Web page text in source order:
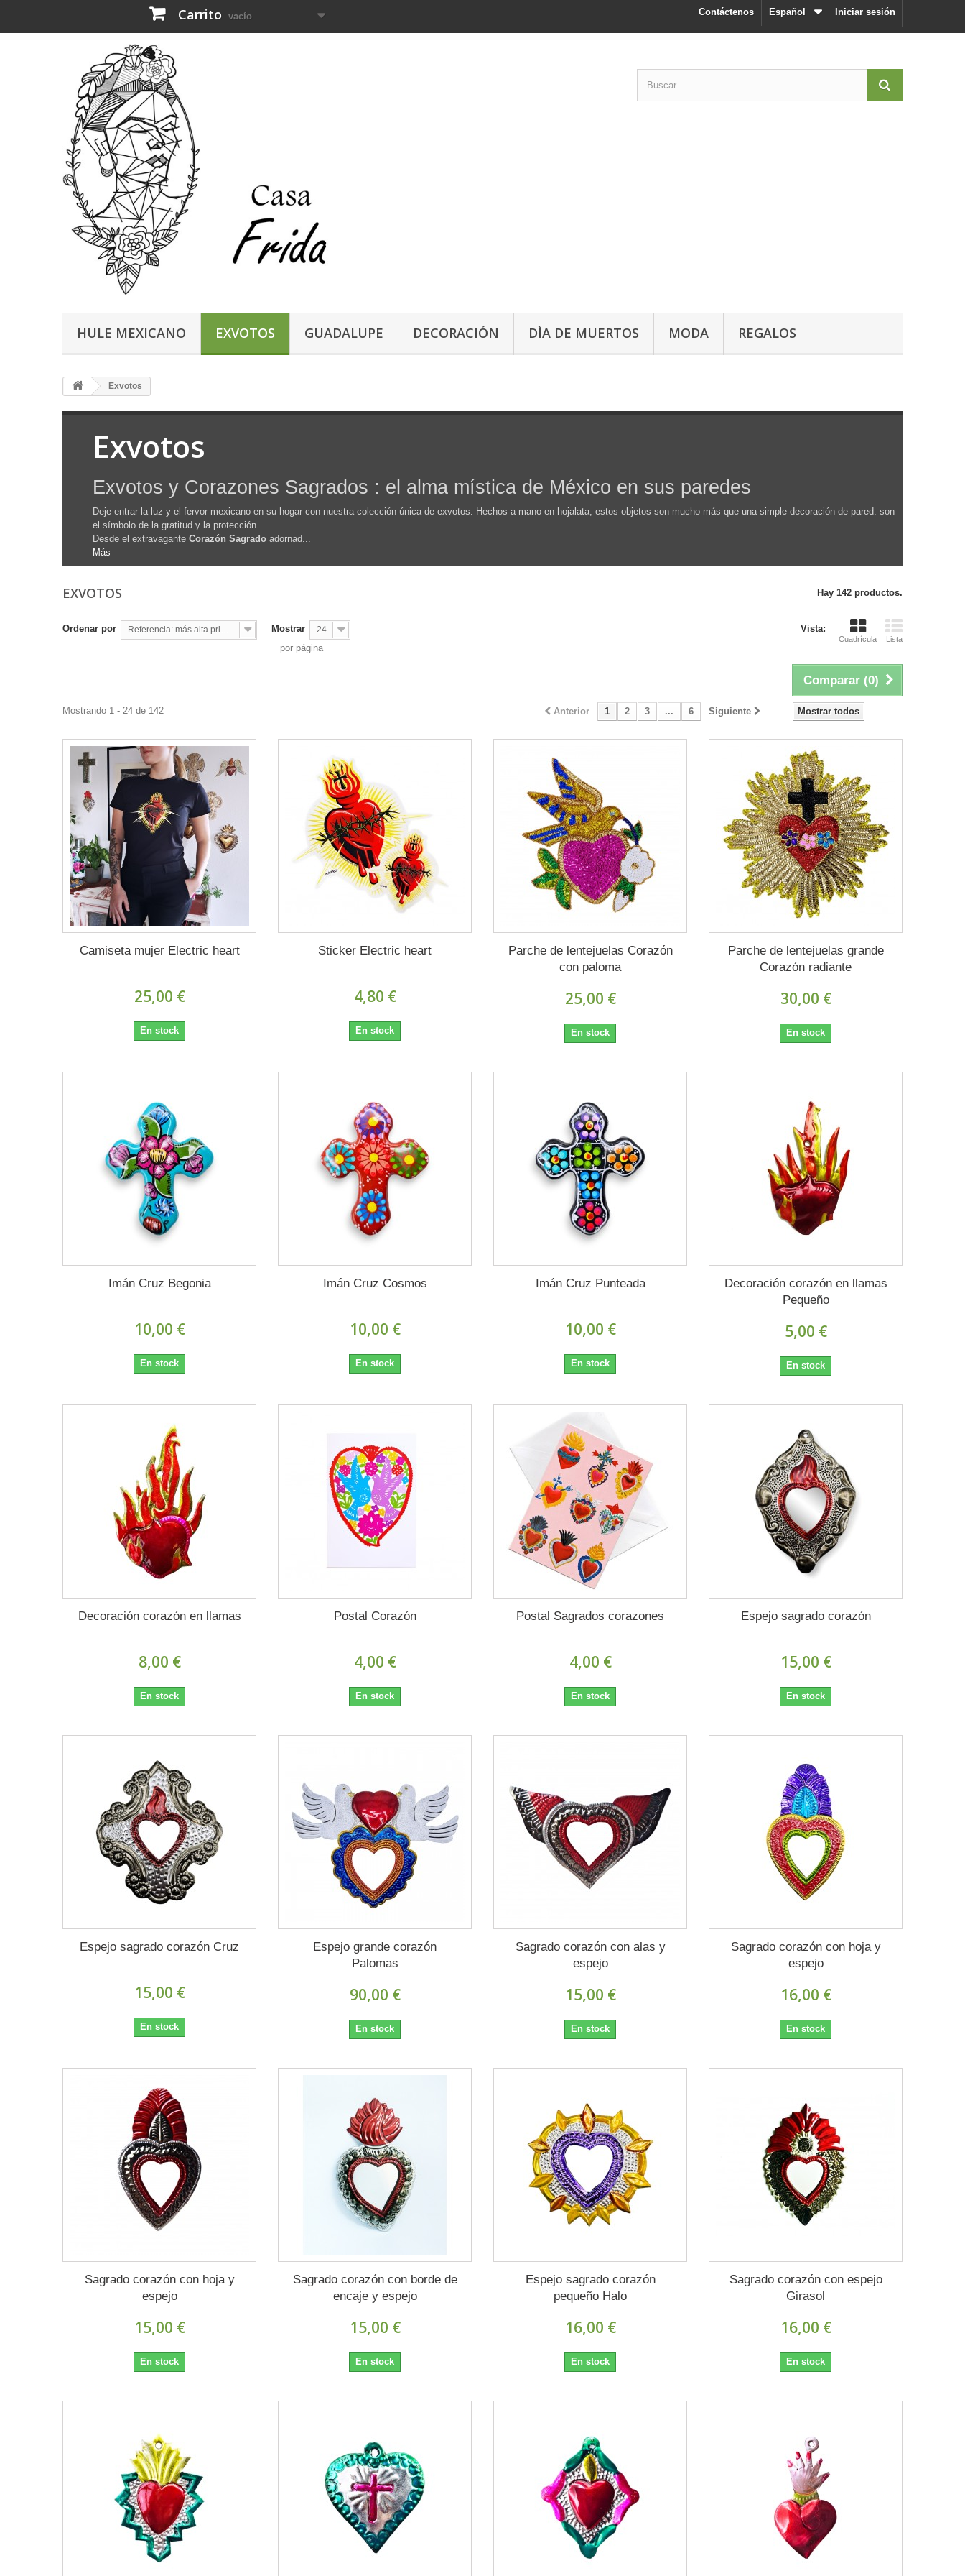
Iniciar sesión
Español
Contáctenos
Carrito vacío
HULE MEXICANO EXVOTOS GUADALUPE DECORACIÓN DÌA DE MUERTOS MODA REGALOS
Exvotos
Exvotos
Exvotos y Corazones Sagrados : el alma mística de México en sus paredes
Deje entrar la luz y el fervor mexicano en su hogar con nuestra colección única de exvotos. Hechos a mano en hojalata, estos objetos son mucho más que una simple decoración de pared: son
el símbolo de la gratitud y la protección.
Desde el extravagante Corazón Sagrado adornad...
Más
EXVOTOS Hay 142 productos.
Vista:
Cuadrícula Lista
Ordenar por Referencia: más alta primero Mostrar 24
por página
Comparar (0)
Mostrar todos
Anterior 1 2 3 ... 6 Siguiente
Mostrando 1 - 24 de 142
Camiseta mujer Electric heart
25,00 €
En stock
Sticker Electric heart
4,80 €
En stock
Parche de lentejuelas Corazón
con paloma
25,00 €
En stock
Parche de lentejuelas grande
Corazón radiante
30,00 €
En stock
Imán Cruz Begonia
10,00 €
En stock
Imán Cruz Cosmos
10,00 €
En stock
Imán Cruz Punteada
10,00 €
En stock
Decoración corazón en llamas
Pequeño
5,00 €
En stock
Decoración corazón en llamas
8,00 €
En stock
Postal Corazón
4,00 €
En stock
Postal Sagrados corazones
4,00 €
En stock
Espejo sagrado corazón
15,00 €
En stock
Espejo sagrado corazón Cruz
15,00 €
En stock
Espejo grande corazón
Palomas
90,00 €
En stock
Sagrado corazón con alas y
espejo
15,00 €
En stock
Sagrado corazón con hoja y
espejo
16,00 €
En stock
Sagrado corazón con hoja y
espejo
15,00 €
En stock
Sagrado corazón con borde de
encaje y espejo
15,00 €
En stock
Espejo sagrado corazón
pequeño Halo
16,00 €
En stock
Sagrado corazón con espejo
Girasol
16,00 €
En stock